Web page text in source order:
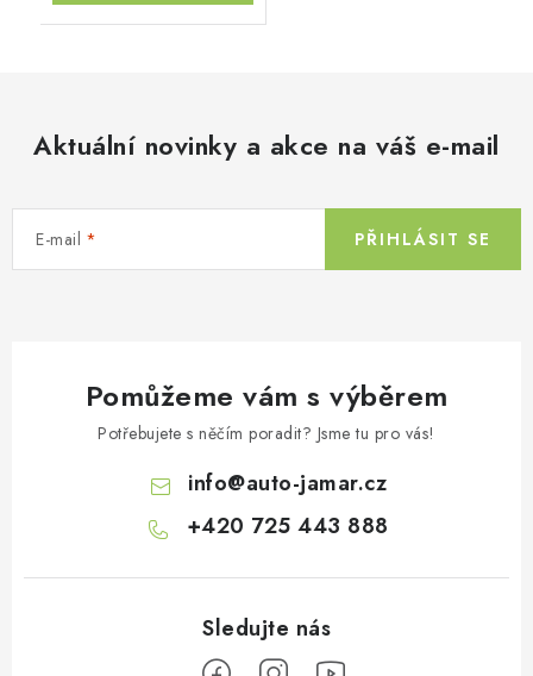
Aktuální novinky a akce na váš e-mail
E-mail PŘIHLÁSIT SE
Pomůžeme vám s výběrem
Potřebujete s něčím poradit? Jsme tu pro vás!
info@auto-jamar.cz
+420 725 443 888